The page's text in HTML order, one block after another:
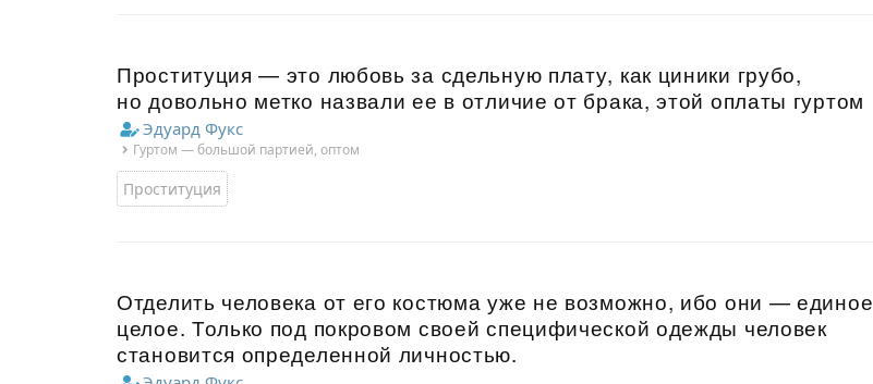
Проституция — это любовь за сдельную плату, как циники грубо,
но довольно метко назвали ее в отличие от брака, этой оплаты гуртом
Эдуард Фукс
Гуртом — большой партией, оптом
Проституция
Отделить человека от его костюма уже не возможно, ибо они — единое
целое. Только под покровом своей специфической одежды человек
становится определенной личностью.